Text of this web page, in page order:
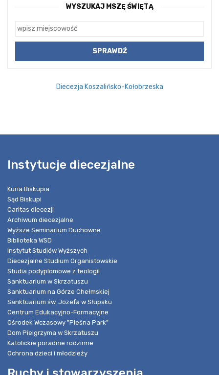
WYSZUKAJ MSZĘ ŚWIĘTĄ
Diecezja Koszalińsko-Kołobrzeska
Instytucje diecezjalne
Kuria Biskupia
Sąd Biskupi
Caritas diecezji
Archiwum diecezjalne
Wyższe Seminarium Duchowne
Biblioteka WSD
Instytut Studiów Wyższych
Diecezjalne Studium Organistowskie
Studia podyplomowe z teologii
Sanktuarium w Skrzatuszu
Sanktuarium na Górze Chełmskiej
Sanktuarium św. Józefa w Słupsku
Centrum Edukacyjno-Formacyjne
Ośrodek Wczasowy "Pleśna Park"
Dom Pielgrzyma w Skrzatuszu
Katolickie poradnie rodzinne
Ochrona dzieci i młodzieży